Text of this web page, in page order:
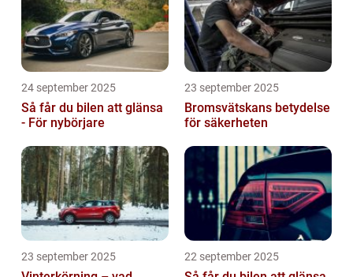
24 september 2025
Så får du bilen att glänsa
- För nybörjare
23 september 2025
Bromsvätskans betydelse
för säkerheten
23 september 2025 22 september 2025